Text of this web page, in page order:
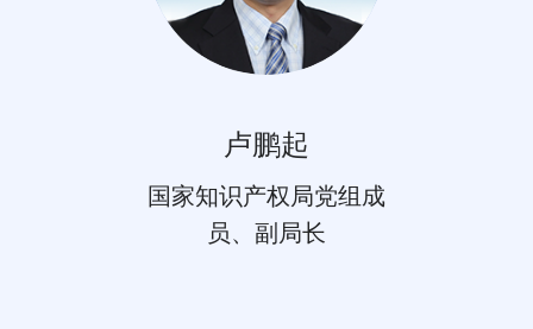
卢鹏起
国家知识产权局党组成
员、副局长